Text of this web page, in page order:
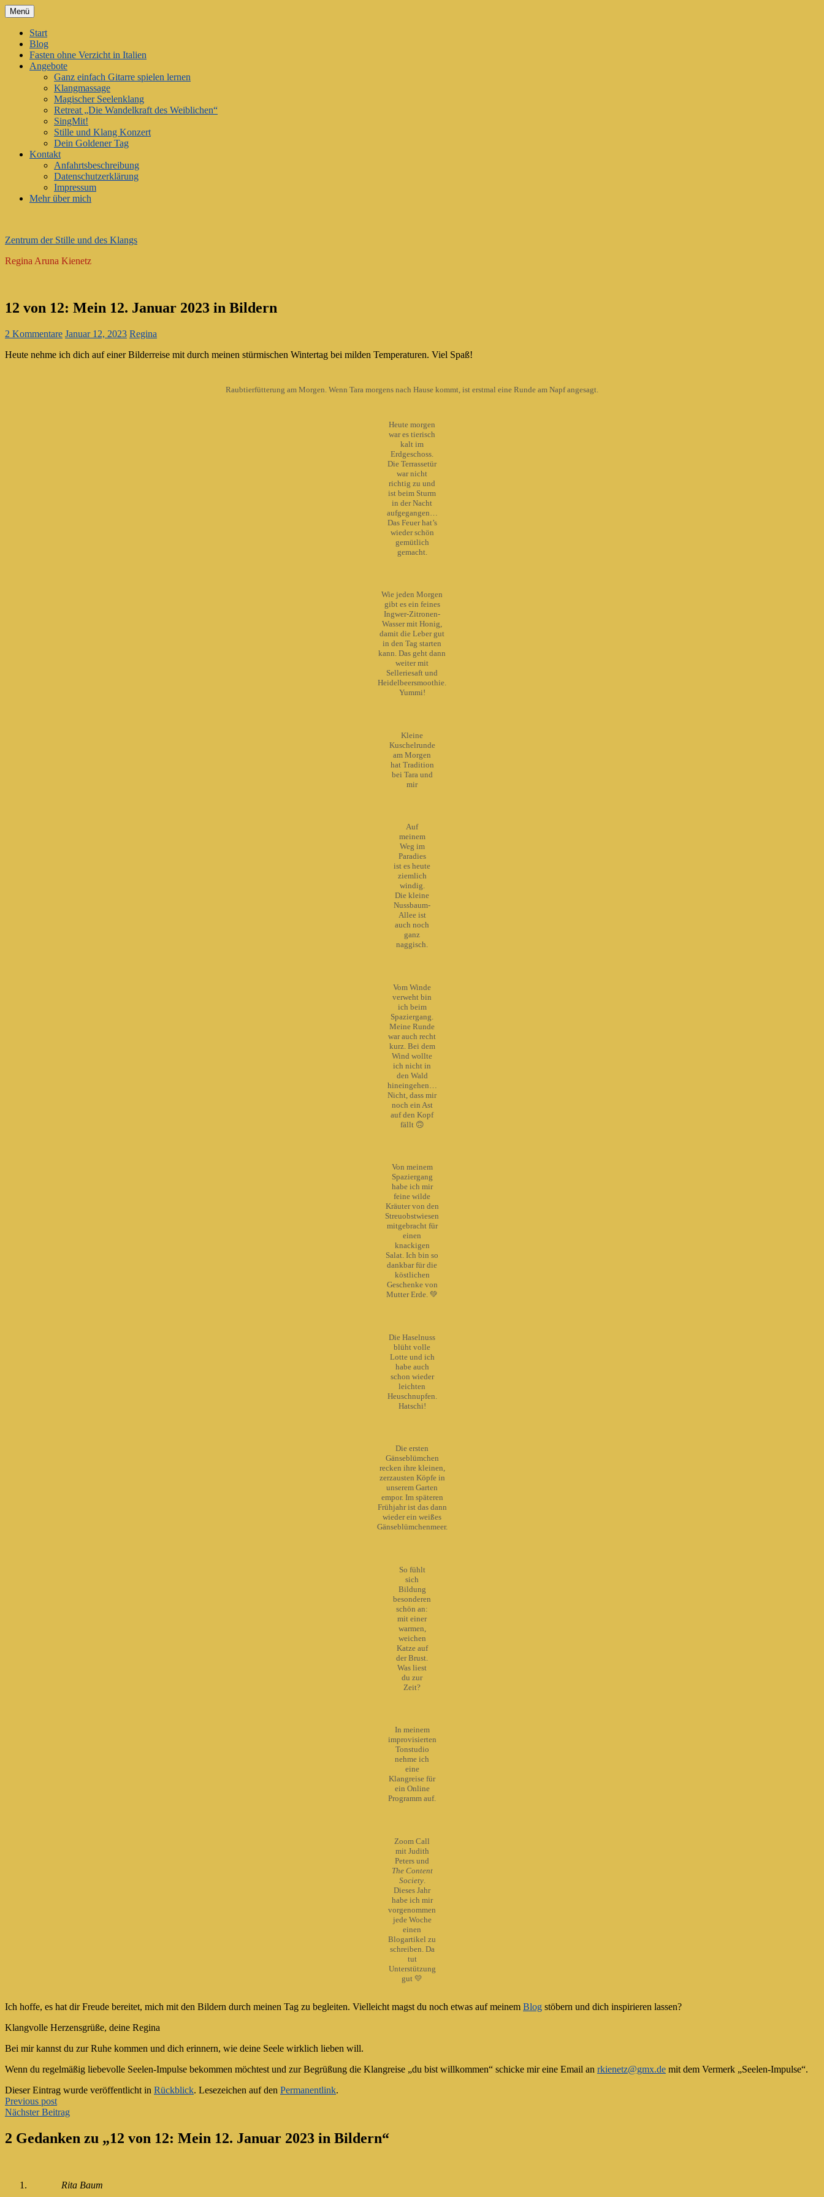
Zum
Inhalt
springen
Menü
Start
Blog
Fasten ohne Verzicht in Italien
Angebote
Ganz einfach Gitarre spielen lernen
Klangmassage
Magischer Seelenklang
Retreat „Die Wandelkraft des Weiblichen“
SingMit!
Stille und Klang Konzert
Dein Goldener Tag
Kontakt
Anfahrtsbeschreibung
Datenschutzerklärung
Impressum
Mehr über mich
Zentrum der Stille und des Klangs
Regina Aruna Kienetz
12 von 12: Mein 12. Januar 2023 in Bildern
2 Kommentare Januar 12, 2023 Regina
Heute nehme ich dich auf einer Bilderreise mit durch meinen stürmischen Wintertag bei milden Temperaturen. Viel Spaß!
Raubtierfütterung am Morgen. Wenn Tara morgens nach Hause kommt, ist erstmal eine Runde am Napf angesagt.
Heute morgen
war es tierisch
kalt im
Erdgeschoss.
Die Terrassetür
war nicht
richtig zu und
ist beim Sturm
in der Nacht
aufgegangen…
Das Feuer hat’s
wieder schön
gemütlich
gemacht.
Wie jeden Morgen
gibt es ein feines
Ingwer-Zitronen-
Wasser mit Honig,
damit die Leber gut
in den Tag starten
kann. Das geht dann
weiter mit
Selleriesaft und
Heidelbeersmoothie.
Yummi!
Kleine
Kuschelrunde
am Morgen
hat Tradition
bei Tara und
mir
Auf
meinem
Weg im
Paradies
ist es heute
ziemlich
windig.
Die kleine
Nussbaum-
Allee ist
auch noch
ganz
naggisch.
Vom Winde
verweht bin
ich beim
Spaziergang.
Meine Runde
war auch recht
kurz. Bei dem
Wind wollte
ich nicht in
den Wald
hineingehen…
Nicht, dass mir
noch ein Ast
auf den Kopf
fällt 🙃
Von meinem
Spaziergang
habe ich mir
feine wilde
Kräuter von den
Streuobstwiesen
mitgebracht für
einen
knackigen
Salat. Ich bin so
dankbar für die
köstlichen
Geschenke von
Mutter Erde. 💚
Die Haselnuss
blüht volle
Lotte und ich
habe auch
schon wieder
leichten
Heuschnupfen.
Hatschi!
Die ersten
Gänseblümchen
recken ihre kleinen,
zerzausten Köpfe in
unserem Garten
empor. Im späteren
Frühjahr ist das dann
wieder ein weißes
Gänseblümchenmeer.
So fühlt
sich
Bildung
besonderen
schön an:
mit einer
warmen,
weichen
Katze auf
der Brust.
Was liest
du zur
Zeit?
In meinem
improvisierten
Tonstudio
nehme ich
eine
Klangreise für
ein Online
Programm auf.
Zoom Call
mit Judith
Peters und
The Content
Society.
Dieses Jahr
habe ich mir
vorgenommen
jede Woche
einen
Blogartikel zu
schreiben. Da
tut
Unterstützung
gut 💛
Ich hoffe, es hat dir Freude bereitet, mich mit den Bildern durch meinen Tag zu begleiten. Vielleicht magst du noch etwas auf meinem Blog stöbern und dich inspirieren lassen?
Klangvolle Herzensgrüße, deine Regina
Bei mir kannst du zur Ruhe kommen und dich erinnern, wie deine Seele wirklich lieben will.
Wenn du regelmäßig liebevolle Seelen-Impulse bekommen möchtest und zur Begrüßung die Klangreise „du bist willkommen“ schicke mir eine Email an rkienetz@gmx.de mit dem Vermerk „Seelen-Impulse“.
Dieser Eintrag wurde veröffentlicht in Rückblick. Lesezeichen auf den Permanentlink.
Artikel-
Navigation
Previous post
Nächster Beitrag
2 Gedanken zu „12 von 12: Mein 12. Januar 2023 in Bildern“
Rita Baum